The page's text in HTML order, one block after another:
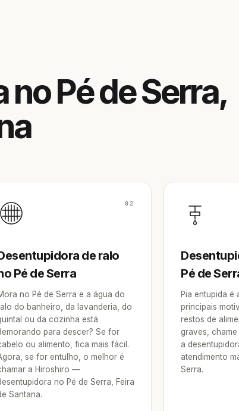
Pé de Serra,
02
de ralo
Pé de Serra
no Pé de Serra e a água do
do banheiro, da lavanderia, do
ou da cozinha está
para descer? Se for
ou alimento, fica mais fácil.
se for entulho, o melhor é
a Hiroshiro —
no Pé de Serra, Feira
Santana.
Pé de
Pia entupida é
principais
restos de
graves,
a
atendimento
Serra.